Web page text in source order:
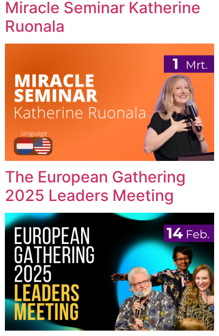
Miracle Seminar Katherine
Ruonala
The European Gathering
2025 Leaders Meeting